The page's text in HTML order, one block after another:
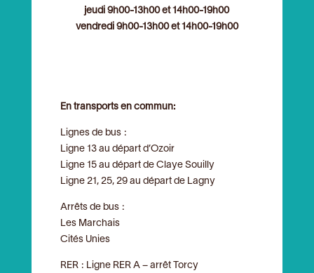
jeudi 9h00-13h00 et 14h00-19h00
vendredi 9h00-13h00 et 14h00-19h00
En transports en commun:
Lignes de bus :
Ligne 13 au départ d’Ozoir
Ligne 15 au départ de Claye Souilly
Ligne 21, 25, 29 au départ de Lagny
Arrêts de bus :
Les Marchais
Cités Unies
RER : Ligne RER A – arrêt Torcy